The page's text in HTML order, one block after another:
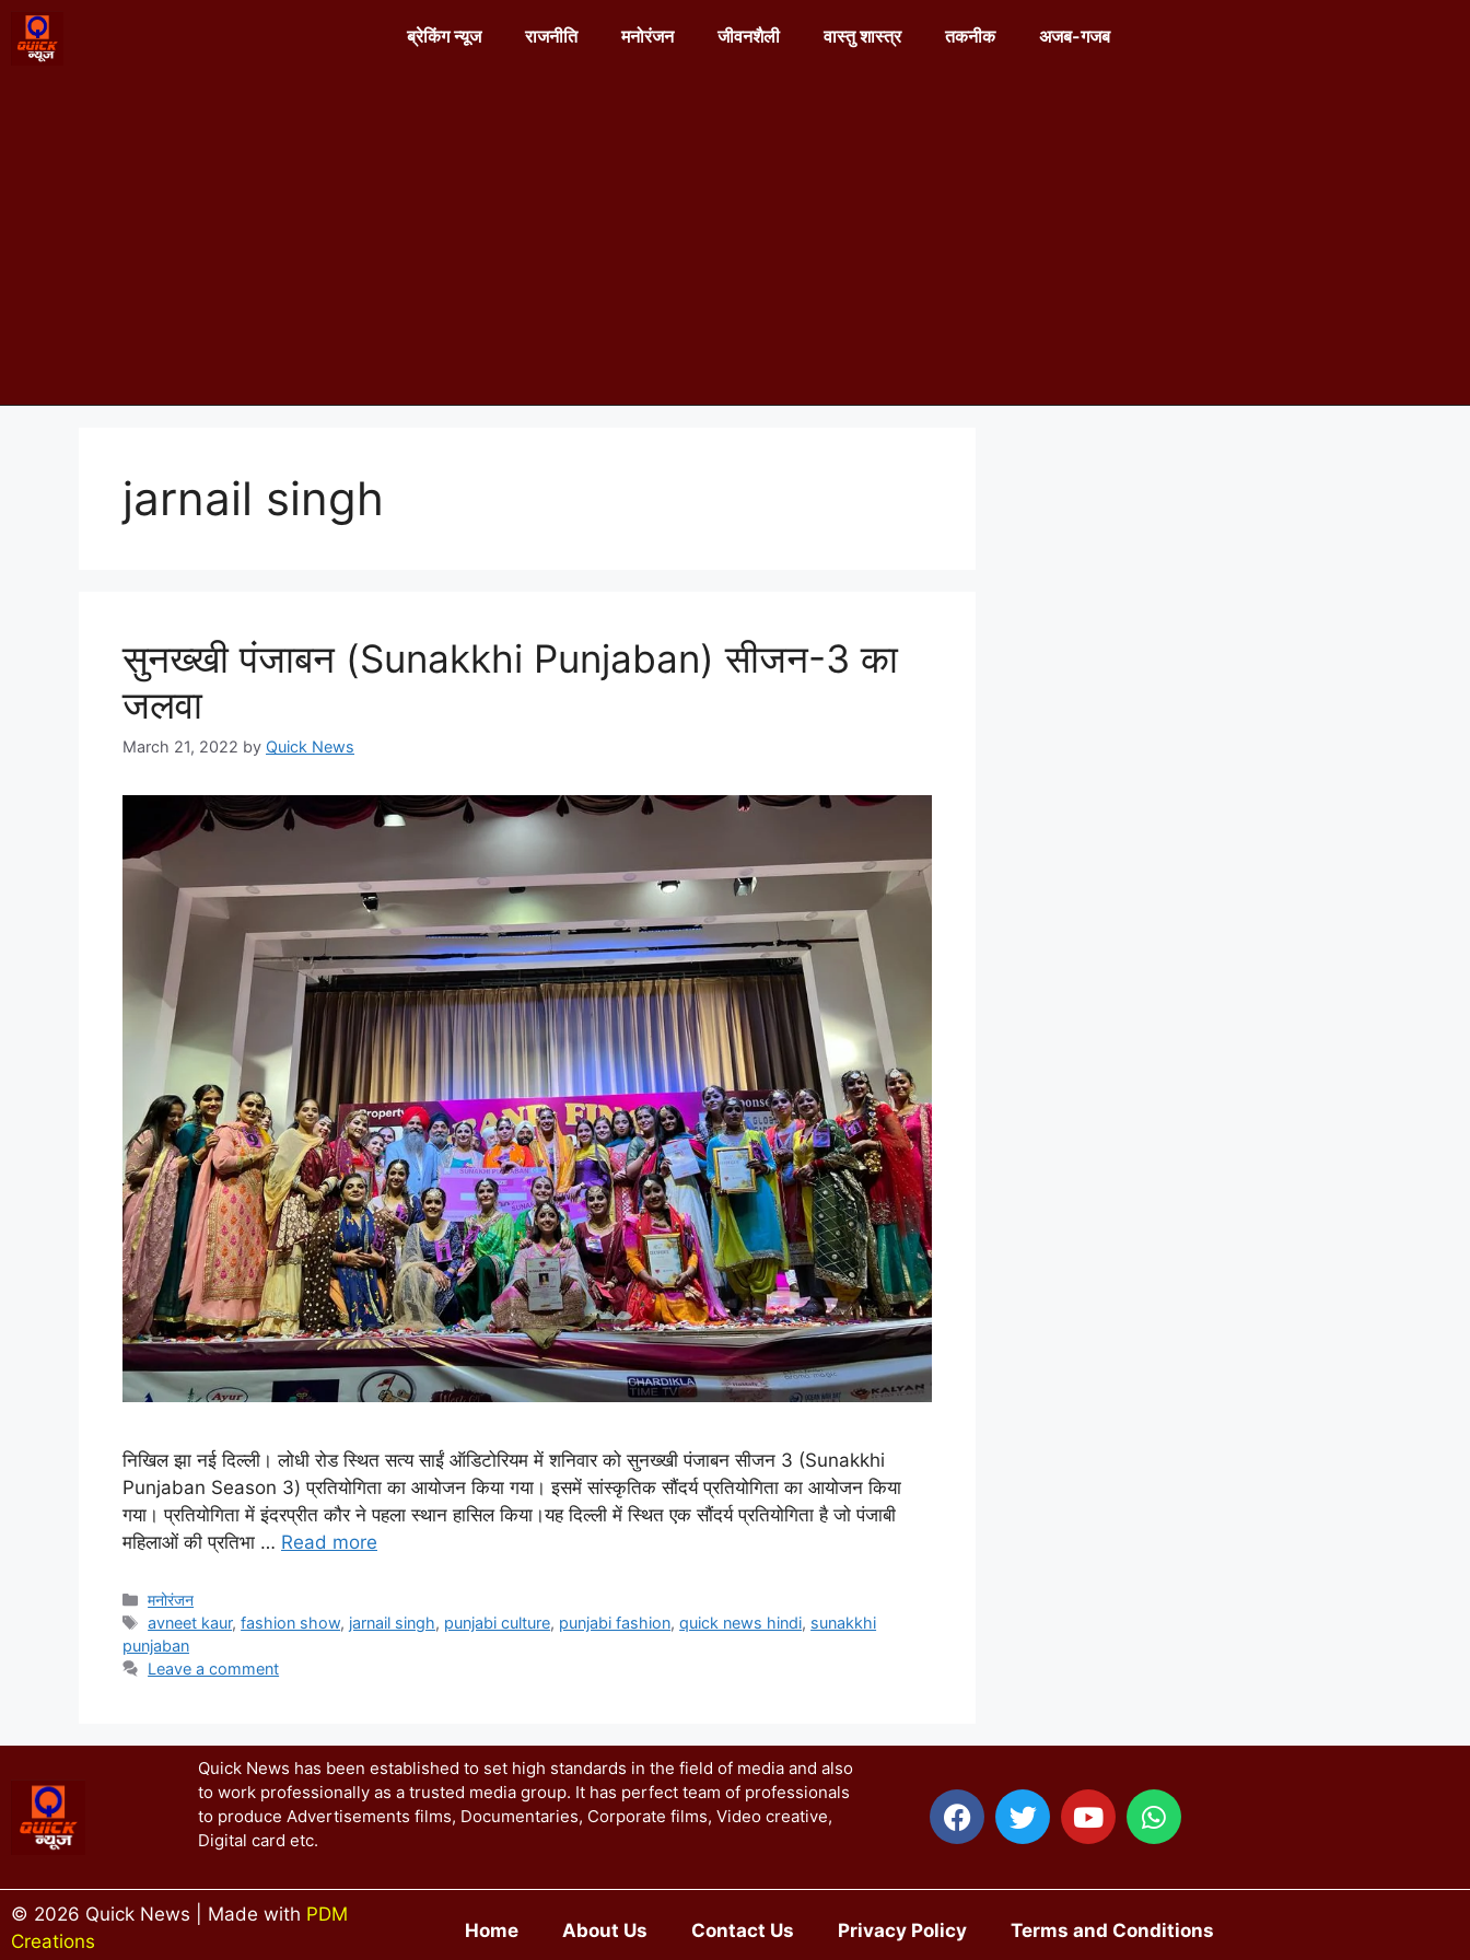
ब्रेकिंग न्यूज राजनीति मनोरंजन जीवनशैली वास्तु शास्त्र तकनीक अजब-गजब
jarnail singh
सुनख्खी पंजाबन (Sunakkhi Punjaban) सीजन-3 का
जलवा
March 21, 2022 by Quick News
निखिल झा नई दिल्ली। लोधी रोड स्थित सत्य साईं ऑडिटोरियम में शनिवार को सुनख्खी पंजाबन सीजन 3 (Sunakkhi
Punjaban Season 3) प्रतियोगिता का आयोजन किया गया। इसमें सांस्कृतिक सौंदर्य प्रतियोगिता का आयोजन किया
गया। प्रतियोगिता में इंदरप्रीत कौर ने पहला स्थान हासिल किया।यह दिल्ली में स्थित एक सौंदर्य प्रतियोगिता है जो पंजाबी
महिलाओं की प्रतिभा … Read more
मनोरंजन
avneet kaur,fashion show, jarnail singh, punjabi culture, punjabi fashion,quick news hindi, sunakkhi
punjaban
Leave a comment
Quick News has been established to set high standards in the field of media and also
to work professionally as a trusted media group. It has perfect team of professionals
to produce Advertisements films, Documentaries, Corporate films, Video creative,
Digital card etc.
© 2026 Quick News | Made with PDM
Creations
Home About Us Contact Us Privacy Policy Terms and Conditions